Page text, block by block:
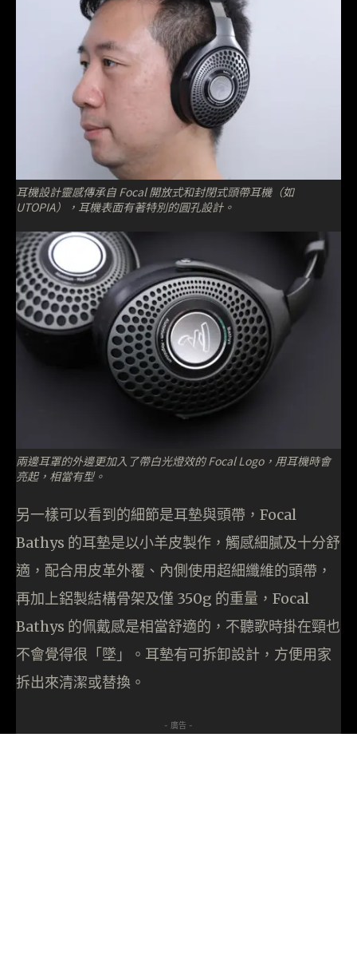
耳機設計靈感傳承自 Focal 開放式和封閉式頭帶耳機（如
UTOPIA），耳機表面有著特別的圓孔設計。
兩邊耳罩的外邊更加入了帶白光燈效的 Focal Logo，用耳機時會
亮起，相當有型。
另一樣可以看到的細節是耳墊與頭帶，Focal
Bathys 的耳墊是以小羊皮製作，觸感細膩及十分舒
適，配合用皮革外覆、內側使用超細纖維的頭帶，
再加上鋁製結構骨架及僅 350g 的重量，Focal
Bathys 的佩戴感是相當舒適的，不聽歌時掛在頸也
不會覺得很「墜」。耳墊有可拆卸設計，方便用家
拆出來清潔或替換。
- 廣告 -